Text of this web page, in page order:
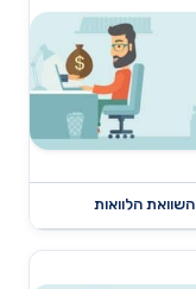
השוואת הלוואות